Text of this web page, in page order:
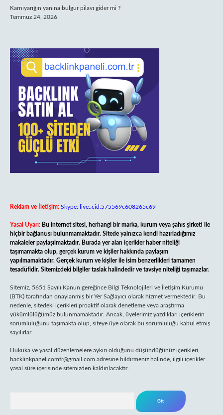
Karnıyarığın yanına bulgur pilavı gider mi ?
Temmuz 24, 2026
Reklam ve İletişim: Skype: live:.cid.575569c608265c69
Yasal Uyarı: Bu internet sitesi, herhangi bir marka, kurum veya şahıs şirketi ile
hiçbir bağlantısı bulunmamaktadır. Sitede yalnızca kendi hazırladığımız
makaleler paylaşılmaktadır. Burada yer alan içerikler haber niteliği
taşımamakta olup, gerçek kurum ve kişiler hakkında paylaşım
yapılmamaktadır. Gerçek kurum ve kişiler ile isim benzerlikleri tamamen
tesadüfidir. Sitemizdeki bilgiler taslak halindedir ve tavsiye niteliği taşımazlar.
Sitemiz, 5651 Sayılı Kanun gereğince Bilgi Teknolojileri ve İletişim Kurumu
(BTK) tarafından onaylanmış bir Yer Sağlayıcı olarak hizmet vermektedir. Bu
nedenle, sitedeki içerikleri proaktif olarak denetleme veya araştırma
yükümlülüğümüz bulunmamaktadır. Ancak, üyelerimiz yazdıkları içeriklerin
sorumluluğunu taşımakta olup, siteye üye olarak bu sorumluluğu kabul etmiş
sayılırlar.
Hukuka ve yasal düzenlemelere aykırı olduğunu düşündüğünüz içerikleri,
backlinkpanelicomtr@gmail.com adresine bildirmeniz halinde, ilgili içerikler
yasal süre içerisinde sitemizden kaldırılacaktır.